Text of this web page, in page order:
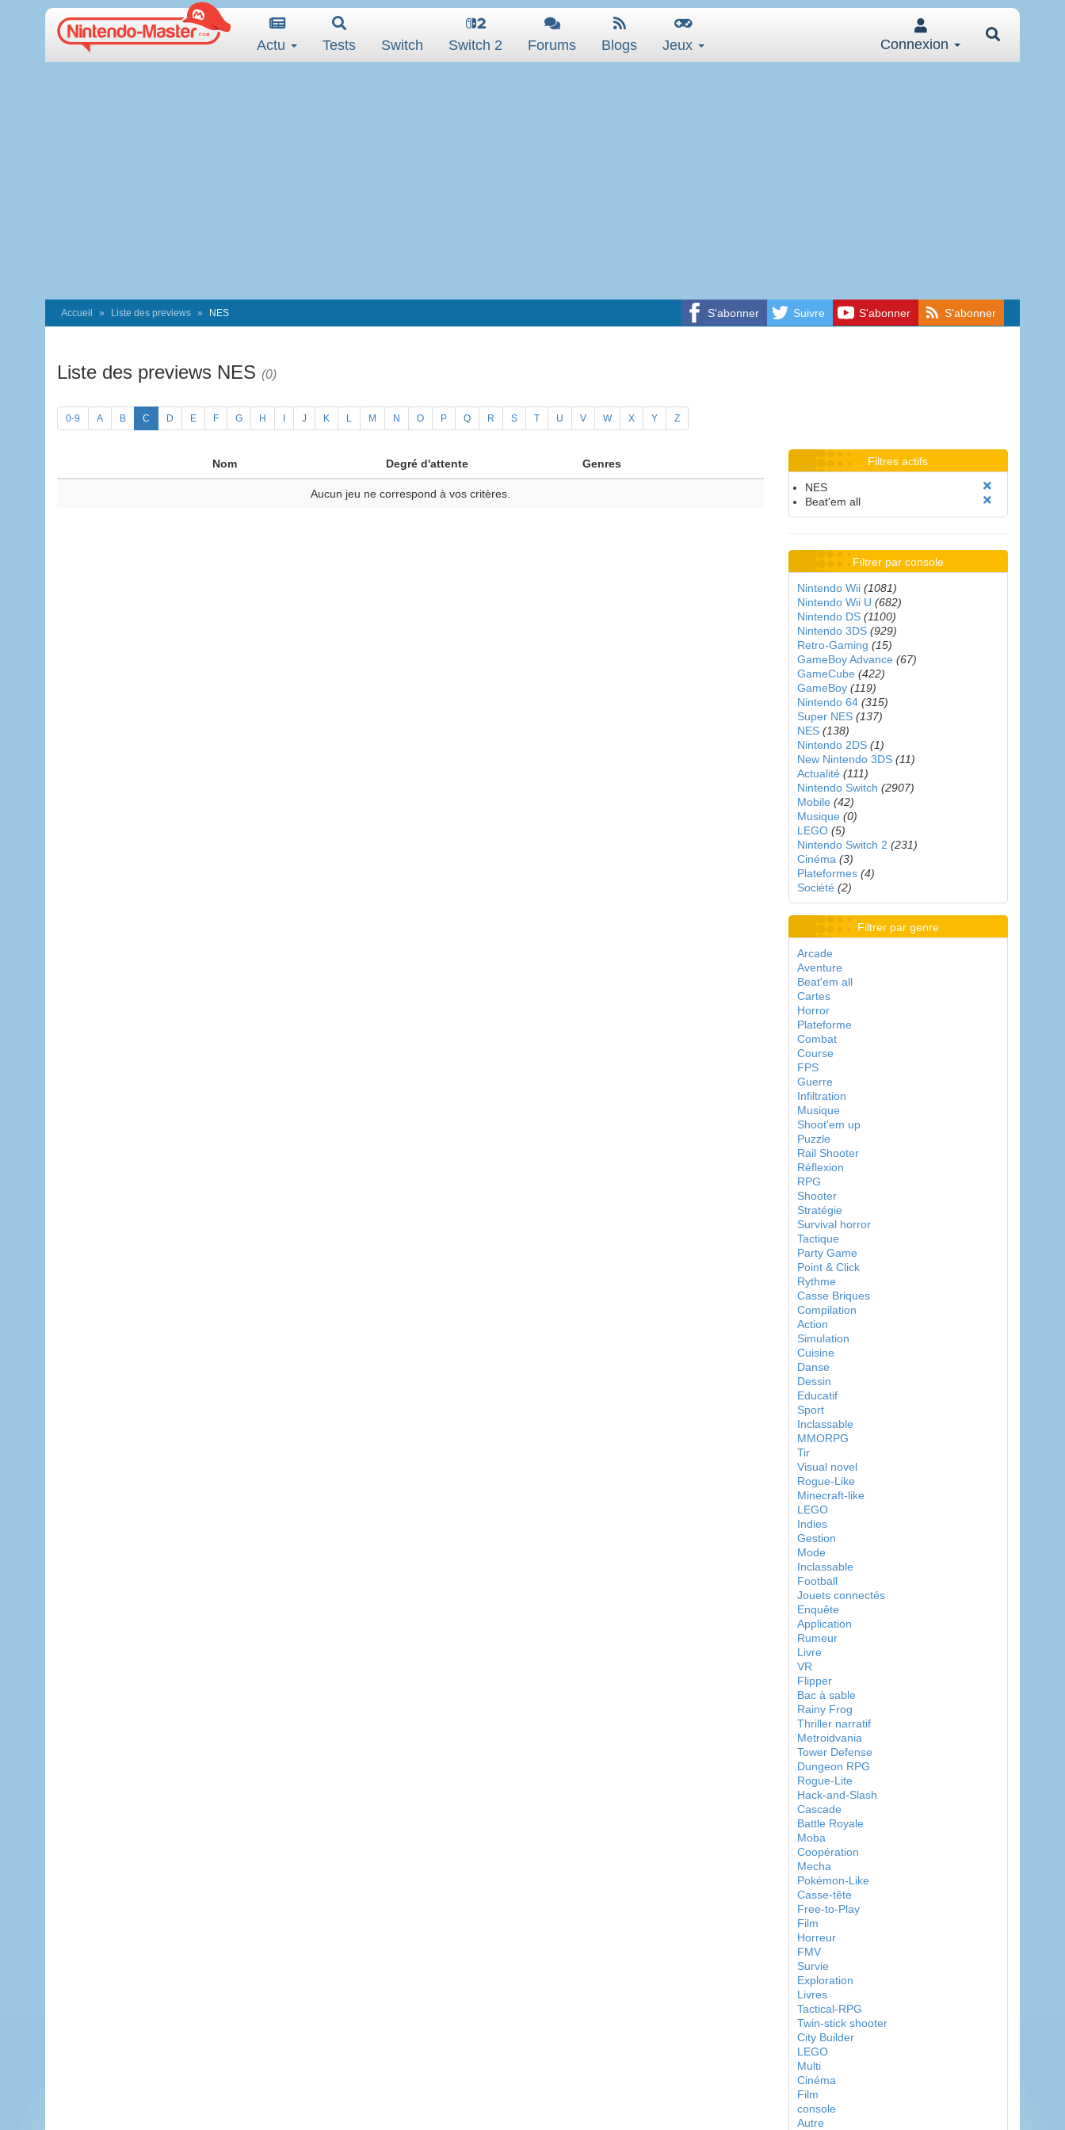
Actu Tests Switch Switch 2 Forums Blogs Jeux Connexion
S'abonner Suivre S'abonner S'abonner
Accueil Liste des previews NES
Liste des previews NES (0)
0-9 A B C D E F G H J K L M N O P Q R S T U V W X Y Z
Nom Degré d'attente Genres
Aucun jeu ne correspond à vos critères.
Filtres actifs
NES
Beat'em all
Filtrer par console
Nintendo Wii (1081)
Nintendo Wii U (682)
Nintendo DS (1100)
Nintendo 3DS (929)
Retro-Gaming (15)
GameBoy Advance (67)
GameCube (422)
GameBoy (119)
Nintendo 64 (315)
Super NES (137)
NES (138)
Nintendo 2DS (1)
New Nintendo 3DS (11)
Actualité (111)
Nintendo Switch (2907)
Mobile (42)
Musique (0)
LEGO (5)
Nintendo Switch 2 (231)
Cinéma (3)
Plateformes (4)
Société (2)
Filtrer par genre
Arcade
Aventure
Beat'em all
Cartes
Horror
Plateforme
Combat
Course
FPS
Guerre
Infiltration
Musique
Shoot'em up
Puzzle
Rail Shooter
Réflexion
RPG
Shooter
Stratégie
Survival horror
Tactique
Party Game
Point & Click
Rythme
Casse Briques
Compilation
Action
Simulation
Cuisine
Danse
Dessin
Educatif
Sport
Inclassable
MMORPG
Tir
Visual novel
Rogue-Like
Minecraft-like
LEGO
Indies
Gestion
Mode
Inclassable
Football
Jouets connectés
Enquête
Application
Rumeur
Livre
VR
Flipper
Bac à sable
Rainy Frog
Thriller narratif
Metroidvania
Tower Defense
Dungeon RPG
Rogue-Lite
Hack-and-Slash
Cascade
Battle Royale
Moba
Coopération
Mecha
Pokémon-Like
Casse-tête
Free-to-Play
Film
Horreur
FMV
Survie
Exploration
Livres
Tactical-RPG
Twin-stick shooter
City Builder
LEGO
Multi
Cinéma
Film
console
Autre